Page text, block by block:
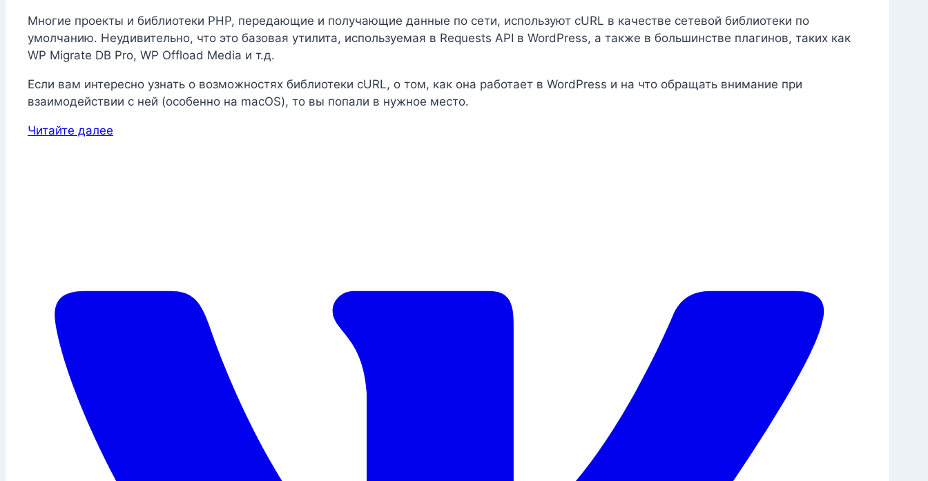
Многие проекты и библиотеки PHP, передающие и получающие данные по сети, используют cURL в качестве сетевой библиотеки по
умолчанию. Неудивительно, что это базовая утилита, используемая в Requests API в WordPress, а также в большинстве плагинов, таких как
WP Migrate DB Pro, WP Offload Media и т.д.
Если вам интересно узнать о возможностях библиотеки cURL, о том, как она работает в WordPress и на что обращать внимание при
взаимодействии с ней (особенно на macOS), то вы попали в нужное место.
Читайте далее